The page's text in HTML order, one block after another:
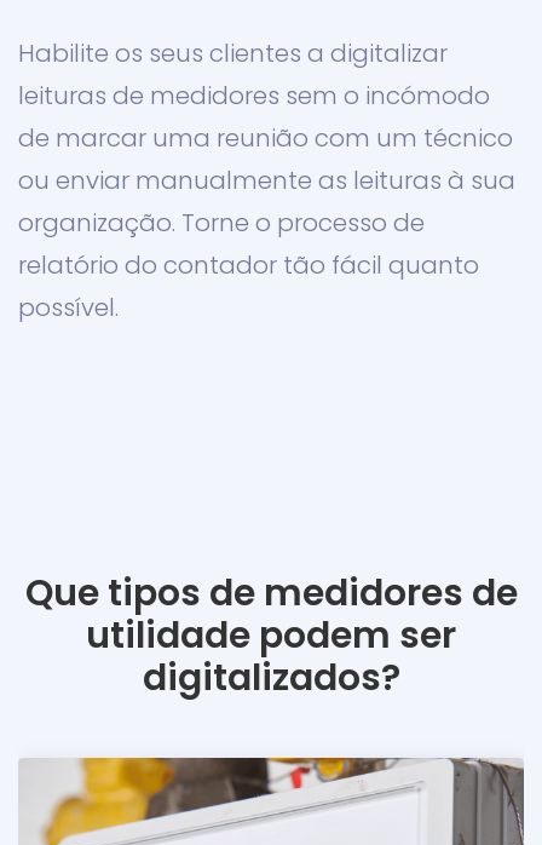
Habilite os seus clientes a digitalizar
leituras de medidores sem o incómodo
de marcar uma reunião com um técnico
ou enviar manualmente as leituras à sua
organização. Torne o processo de
relatório do contador tão fácil quanto
possível.
Que tipos de medidores de
utilidade podem ser
digitalizados?